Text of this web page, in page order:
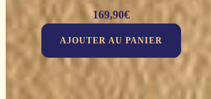
169,90€
AJOUTER AU PANIER